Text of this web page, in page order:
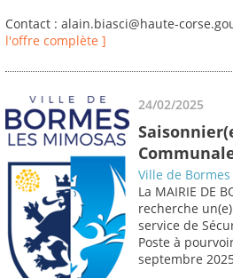
Contact : alain.biasci@haute-
l'offre complète ]
24/02/2025
Ville de
La MAIRIE DE
recherche
service de
Poste à
septembre